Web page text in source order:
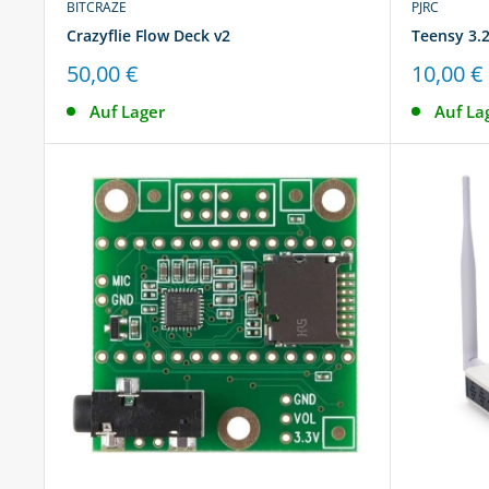
BITCRAZE
Crazyflie Flow Deck v2
Sonderpreis
50,00 €
Auf Lager
PJRC
Teensy
10,00 €
Auf